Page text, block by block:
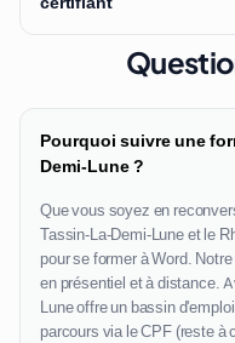
Pourquoi suivre une
Demi-Lune ?
Que vous soyez en
Tassin-La-Demi-Lune et le
pour se former à Word.
en présentiel et à distance.
Lune offre un bassin
parcours via le CPF (reste à